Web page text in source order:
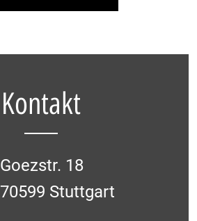
Kontakt
Goezstr. 18
70599 Stuttgart